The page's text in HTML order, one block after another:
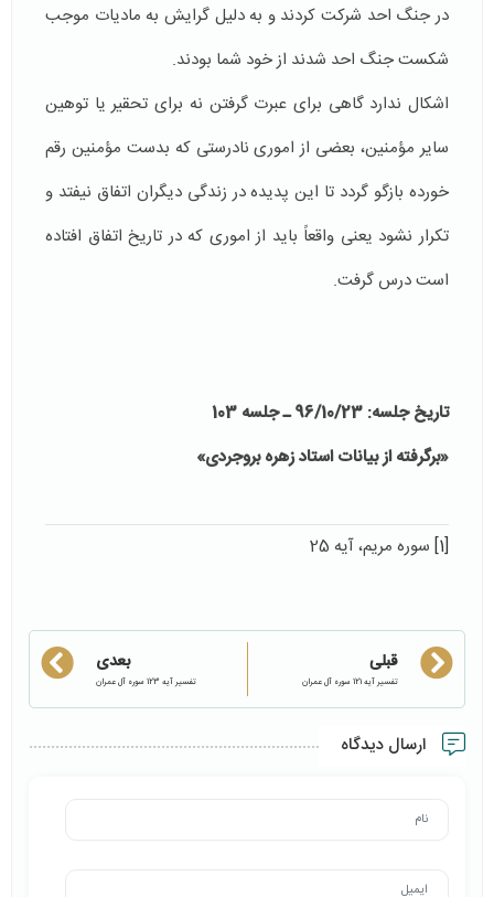
در جنگ احد شرکت کردند و به دلیل گرایش به مادیات موجب
شکست جنگ احد شدند از خود شما بودند.
اشکال ندارد گاهی برای عبرت گرفتن نه برای تحقیر یا توهین
سایر مؤمنین، بعضی از اموری نادرستی که بدست مؤمنین رقم
خورده بازگو گردد تا این پدیده در زندگی دیگران اتفاق نیفتد و
تکرار نشود یعنی واقعاً باید از اموری که در تاریخ اتفاق افتاده
است درس گرفت.
تاریخ جلسه: 96/10/23 ـ جلسه 103
«برگرفته از بیانات استاد زهره بروجردی»
[1] سوره مریم، آیه 25
قبلی
تفسیر آیه 121 سوره آل عمران
بعدی
تفسیر آیه 123 سوره آل عمران
ارسال دیدگاه